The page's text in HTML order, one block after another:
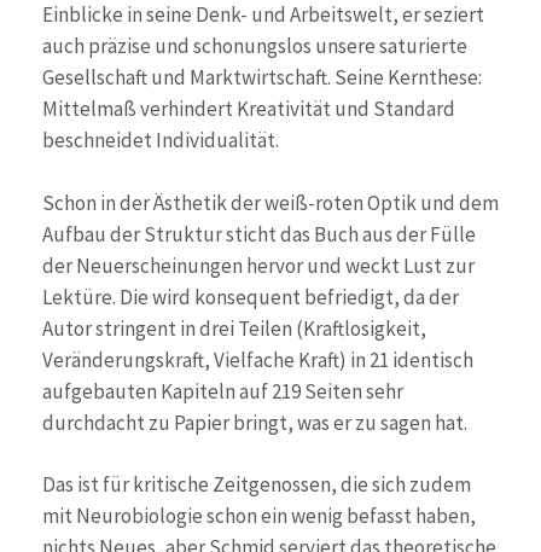
Einblicke in seine Denk- und Arbeitswelt, er seziert
auch präzise und schonungslos unsere saturierte
Gesellschaft und Marktwirtschaft. Seine Kernthese:
Mittelmaß verhindert Kreativität und Standard
beschneidet Individualität.
Schon in der Ästhetik der weiß-roten Optik und dem
Aufbau der Struktur sticht das Buch aus der Fülle
der Neuerscheinungen hervor und weckt Lust zur
Lektüre. Die wird konsequent befriedigt, da der
Autor stringent in drei Teilen (Kraftlosigkeit,
Veränderungskraft, Vielfache Kraft) in 21 identisch
aufgebauten Kapiteln auf 219 Seiten sehr
durchdacht zu Papier bringt, was er zu sagen hat.
Das ist für kritische Zeitgenossen, die sich zudem
mit Neurobiologie schon ein wenig befasst haben,